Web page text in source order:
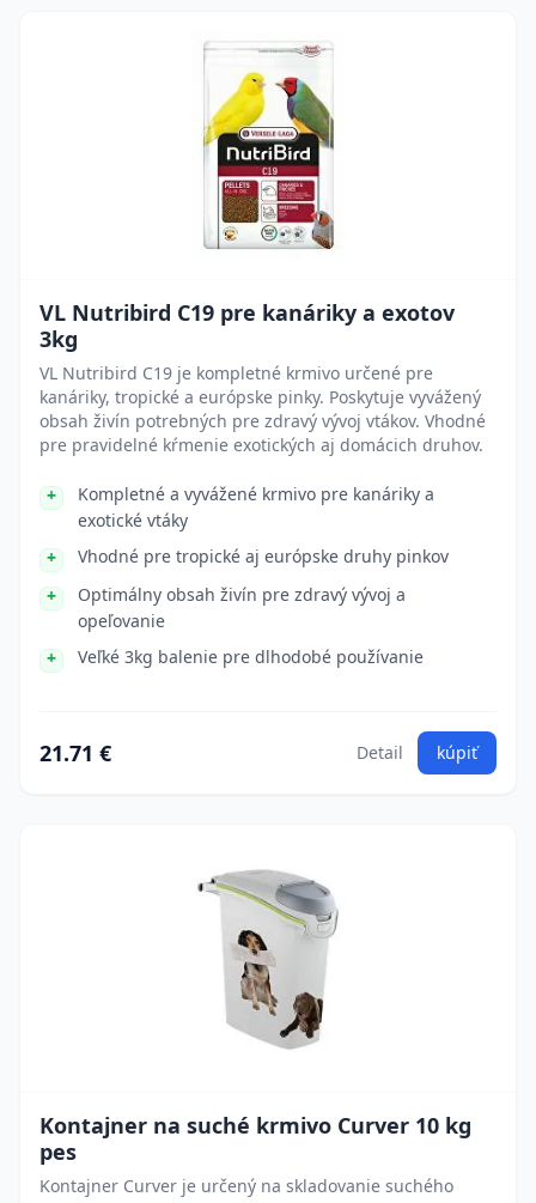
VL Nutribird C19 pre kanáriky a exotov
3kg
VL Nutribird C19 je kompletné krmivo určené pre
kanáriky, tropické a európske pinky. Poskytuje vyvážený
obsah živín potrebných pre zdravý vývoj vtákov. Vhodné
pre pravidelné kŕmenie exotických aj domácich druhov.
Kompletné a vyvážené krmivo pre kanáriky a
exotické vtáky
Vhodné pre tropické aj európske druhy pinkov
Optimálny obsah živín pre zdravý vývoj a
opeľovanie
Veľké 3kg balenie pre dlhodobé používanie
21.71 € Detail kúpiť
Kontajner na suché krmivo Curver 10 kg
pes
Kontajner Curver je určený na skladovanie suchého